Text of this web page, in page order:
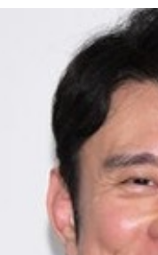
恋愛
コメントポスト
リリース